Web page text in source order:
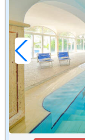
€57,14
a notte